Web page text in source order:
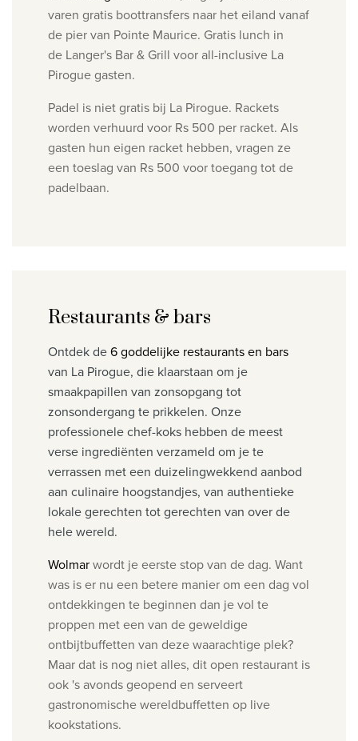
varen gratis boottransfers naar het eiland vanaf
de pier van Pointe Maurice. Gratis lunch in
de Langer's Bar & Grill voor all-inclusive La
Pirogue gasten.
Padel is niet gratis bij La Pirogue. Rackets
worden verhuurd voor Rs 500 per racket. Als
gasten hun eigen racket hebben, vragen ze
een toeslag van Rs 500 voor toegang tot de
padelbaan.
Restaurants & bars
Ontdek de6 goddelijke restaurants en bars
van La Pirogue, die klaarstaan om je
smaakpapillen van zonsopgang tot
zonsondergang te prikkelen. Onze
professionele chef-koks hebben de meest
verse ingrediënten verzameld om je te
verrassen met een duizelingwekkend aanbod
aan culinaire hoogstandjes, van authentieke
lokale gerechten tot gerechten van over de
hele wereld.
Wolmarwordt je eerste stop van de dag. Want
was is er nu een betere manier om een dag vol
ontdekkingen te beginnen dan je vol te
proppen met een van de geweldige
ontbijtbuffetten van deze waarachtige plek?
Maar dat is nog niet alles, dit open restaurant is
ook 's avonds geopend en serveert
gastronomische wereldbuffetten op live
kookstations.